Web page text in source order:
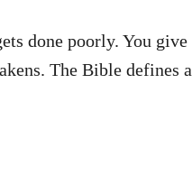
done poorly. You give
The Bible defines a